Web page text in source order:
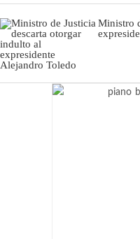
Ministro